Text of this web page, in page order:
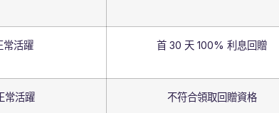
常活躍 首 30 天 100% 利息回贈
常活躍 不符合領取回贈資格